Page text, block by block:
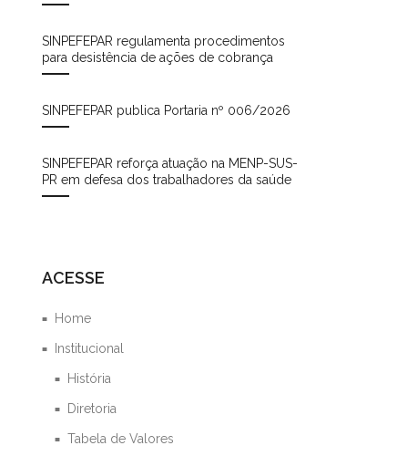
SINPEFEPAR regulamenta procedimentos
para desistência de ações de cobrança
SINPEFEPAR publica Portaria nº 006/2026
SINPEFEPAR reforça atuação na MENP-SUS-
PR em defesa dos trabalhadores da saúde
ACESSE
Home
Institucional
História
Diretoria
Tabela de Valores